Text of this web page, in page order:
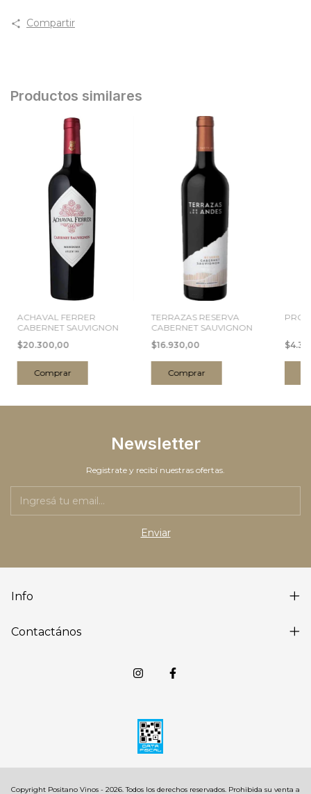
Compartir
Productos similares
ACHAVAL FERRER
CABERNET SAUVIGNON
$20.300,00
Comprar
TERRAZAS RESERVA
CABERNET SAUVIGNON
$16.930,00
Comprar
Newsletter
Registrate y recibí nuestras ofertas.
Info
Contactános
Copyright Positano Vinos - 2026. Todos los derechos reservados.